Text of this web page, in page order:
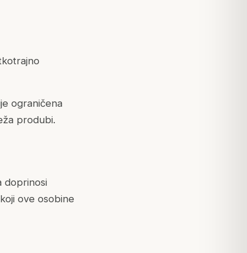
ograničena
produbi.
doprinosi
ove osobine